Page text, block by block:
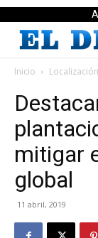
Inicio Localización
mitigar
global
11 abril, 2019